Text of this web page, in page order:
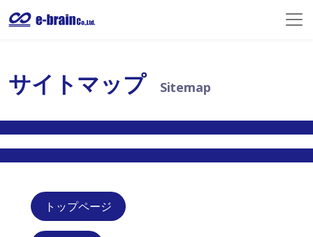
サイトマップ Sitemap
トップページ